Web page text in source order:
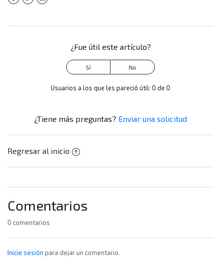
¿Fue útil este artículo?
Usuarios a los que les pareció útil: 0 de 0
¿Tiene más preguntas? Enviar una solicitud
Regresar al inicio
Comentarios
0 comentarios
Inicie sesión para dejar un comentario.